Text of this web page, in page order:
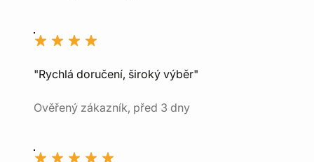
"Rychlá doručení, široký výběr"
Ověřený zákazník, před 3 dny